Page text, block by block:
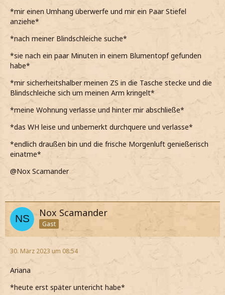
*mir einen Umhang überwerfe und mir ein Paar Stiefel
anziehe*
*nach meiner Blindschleiche suche*
*sie nach ein paar Minuten in einem Blumentopf gefunden
habe*
*mir sicherheitshalber meinen ZS in die Tasche stecke und die
Blindschleiche sich um meinen Arm kringelt*
*meine Wohnung verlasse und hinter mir abschließe*
*das WH leise und unbemerkt durchquere und verlasse*
*endlich draußen bin und die frische Morgenluft genießerisch
einatme*
@Nox Scamander
Nox Scamander
Gast
30. März 2023 um 08:54
Ariana
*heute erst später untericht habe*